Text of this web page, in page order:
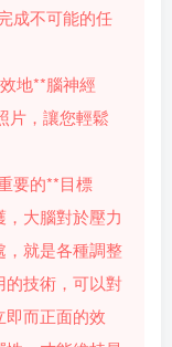
成不可能的任
地**腦神經
片，讓您輕鬆
要的**目標
大腦對於壓力
，就是各種調整
技術，可以對
即而正面的效